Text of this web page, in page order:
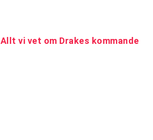
Allt vi vet om Drakes kommande